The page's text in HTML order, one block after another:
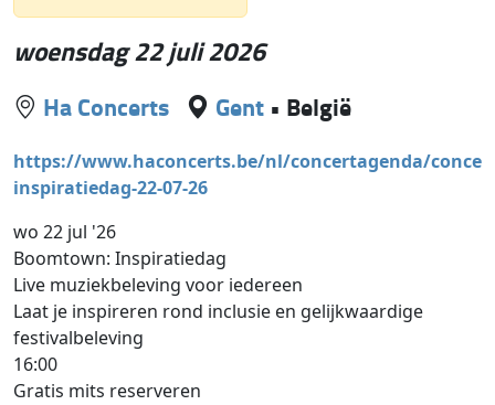
woensdag 22 juli 2026
Ha Concerts Gent • België
https://www.haconcerts.be/nl/concertagenda/
inspiratiedag-22-07-26
wo 22 jul '26
Boomtown: Inspiratiedag
Live muziekbeleving voor iedereen
Laat je inspireren rond inclusie en gelijkwaardige
festivalbeleving
16:00
Gratis mits reserveren